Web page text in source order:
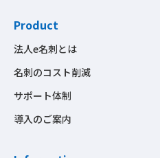
Product
法人e名刺とは
名刺のコスト削減
サポート体制
導入のご案内